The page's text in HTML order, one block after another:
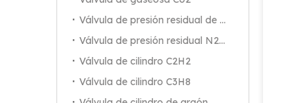
Válvula de presión residual de Co2
Válvula de presión residual N2/Ar/He
Válvula de cilindro C2H2
Válvula de cilindro C3H8